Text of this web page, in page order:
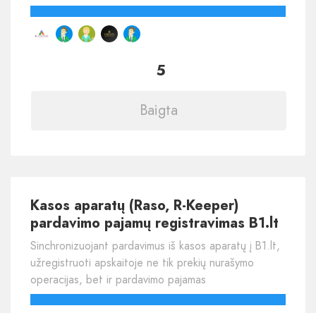
5
Baigta
Kasos aparatų (Raso, R-Keeper)
pardavimo pajamų registravimas B1.lt
Sinchronizuojant pardavimus iš kasos aparatų į B1.lt,
užregistruoti apskaitoje ne tik prekių nurašymo
operacijas, bet ir pardavimo pajamas